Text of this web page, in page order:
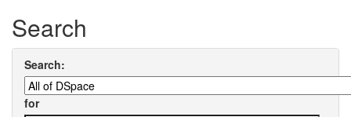
Search
Search:
for